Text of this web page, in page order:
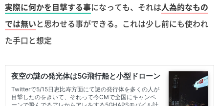
実際に何かを目撃する事になっても、それは人為的なもの
では無いと思わせる事ができる。これは少し前にも使われ
た手口と想定